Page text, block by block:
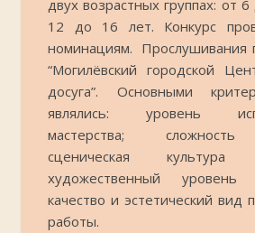
двух возрастных группах: от
12 до 16 лет. Конкурс
номинациям. Прослушивания
“Могилёвский городской
досуга”. Основными
являлись: уровень
мастерства; сложность
сценическая культура
художественный уровень
качество и эстетический вид
работы.